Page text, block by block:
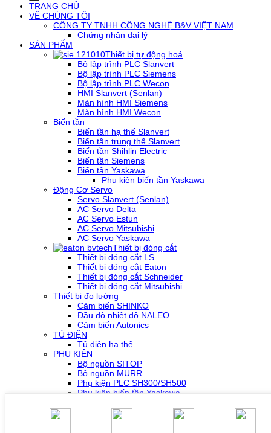
TRANG CHỦ
VỀ CHÚNG TÔI
CÔNG TY TNHH CÔNG NGHỆ B&V VIỆT NAM
Chứng nhận đại lý
SẢN PHẨM
Thiết bị tự động hoá
Bộ lập trình PLC Slanvert
Bộ lập trình PLC Siemens
Bộ lập trình PLC Wecon
HMI Slanvert (Senlan)
Màn hình HMI Siemens
Màn hình HMI Wecon
Biến tần
Biến tần hạ thế Slanvert
Biến tần trung thế Slanvert
Biến tần Shihlin Electric
Biến tần Siemens
Biến tần Yaskawa
Phụ kiện biến tần Yaskawa
Động Cơ Servo
Servo Slanvert (Senlan)
AC Servo Delta
AC Servo Estun
AC Servo Mitsubishi
AC Servo Yaskawa
Thiết bị đóng cắt
Thiết bị đóng cắt LS
Thiết bị đóng cắt Eaton
Thiết bị đóng cắt Schneider
Thiết bị đóng cắt Mitsubishi
Thiết bị đo lường
Cảm biến SHINKO
Đầu dò nhiệt độ NALEO
Cảm biến Autonics
TỦ ĐIỆN
Tủ điện hạ thế
PHỤ KIỆN
Bộ nguồn SITOP
Bộ nguồn MURR
Phụ kiện PLC SH300/SH500
Phụ kiện biến tần Yaskawa
Phụ kiện Servo Sigma 7
HỖ TRỢ KỸ THUẬT